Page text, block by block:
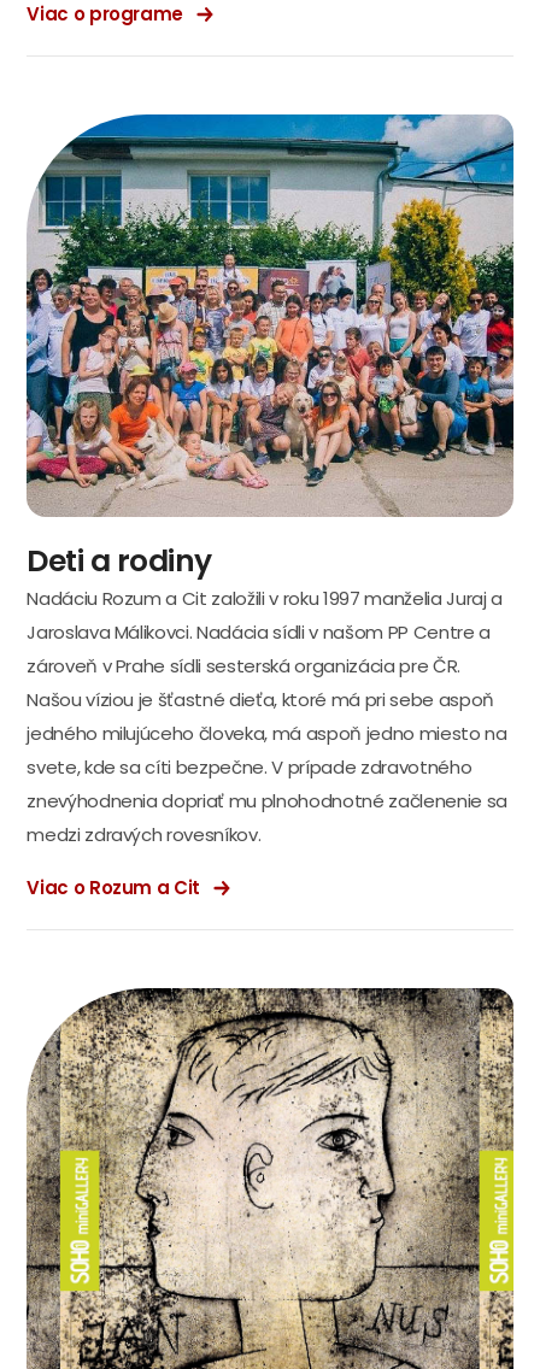
Viac o programe
Deti a rodiny
Nadáciu Rozum a Cit založili v roku 1997 manželia Juraj a
Jaroslava Málikovci. Nadácia sídli v našom PP Centre a
zároveň v Prahe sídli sesterská organizácia pre ČR.
Našou víziou je šťastné dieťa, ktoré má pri sebe aspoň
jedného milujúceho človeka, má aspoň jedno miesto na
svete, kde sa cíti bezpečne. V prípade zdravotného
znevýhodnenia dopriať mu plnohodnotné začlenenie sa
medzi zdravých rovesníkov.
Viac o Rozum a Cit